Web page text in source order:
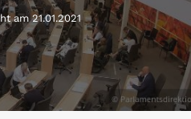
am 21.01.2021